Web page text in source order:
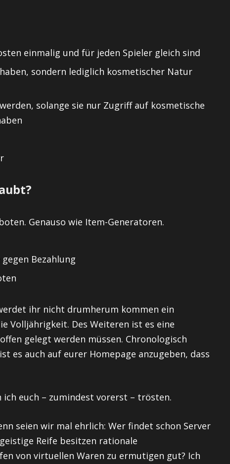
einmalig und für jeden Spieler gleich sind
sondern lediglich kosmetischer Natur
solange sie nur Zugriff auf kosmetische
Genauso wie Item-Generatoren.
Bezahlung
ihr nicht drumherum kommen ein
Volljährigkeit. Des Weiteren ist es eine
gelegt werden müssen. Chronologisch
es auch auf eurer Homepage anzugeben, dass
euch – zumindest vorerst – trösten.
seien wir mal ehrlich: Wer findet schon Server
Reife besitzen rationale
von virtuellen Waren zu ermutigen gut? Ich